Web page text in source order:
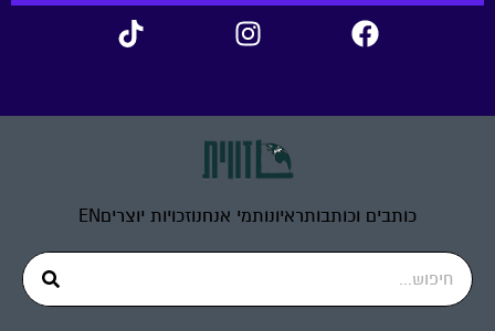
כותבים וכותבותראיונותמי אנחנוזכויות יוצריםEN